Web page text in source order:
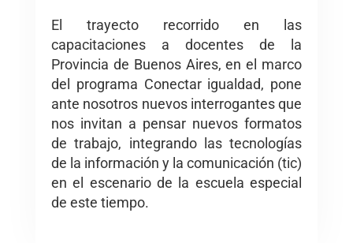
El trayecto recorrido en las
capacitaciones a docentes de la
Provincia de Buenos Aires, en el marco
del programa Conectar igualdad, pone
ante nosotros nuevos interrogantes que
nos invitan a pensar nuevos formatos
de trabajo, integrando las tecnologías
de la información y la comunicación (tic)
en el escenario de la escuela especial
de este tiempo.